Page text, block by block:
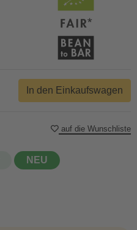
NEU
In den Einkaufswagen
auf die Wunschliste